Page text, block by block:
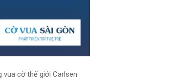
vua cờ thế giới Carlsen